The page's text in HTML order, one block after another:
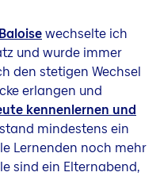
wechselte ich
und wurde immer
den stetigen Wechsel
erlangen und
kennenlernen und
mindestens ein
Lernenden noch mehr
sind ein Elternabend,